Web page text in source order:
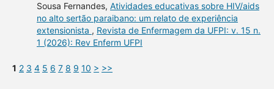
Sousa Fernandes, Atividades educativas sobre HIV/aids
no alto sertão paraibano: um relato de experiência
extensionista , Revista de Enfermagem da UFPI: v. 15 n.
1 (2026): Rev Enferm UFPI
1 2 3 4 5 6 7 8 9 10 > >>